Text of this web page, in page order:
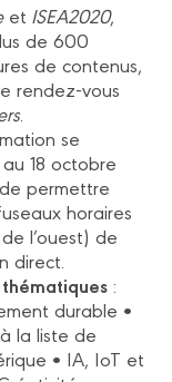
et ISEA2020,
de 600
de contenus,
rendez-vous
.
se
18 octobre
permettre
horaires
l’ouest) de
direct.
:
durable •
la liste de
• IA, IoT et